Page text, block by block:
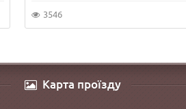
3546
Карта проїзду